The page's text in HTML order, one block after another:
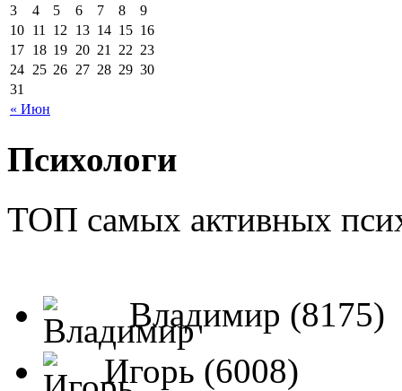
« Июн
3
4 5 6 7 8
9
10 11 12 13 14 15 16
17 18 19 20 21 22 23
24 25 26 27 28 29 30
31
Психологи
ТОП самых активных
Владимир (8175)
Игорь (6008)